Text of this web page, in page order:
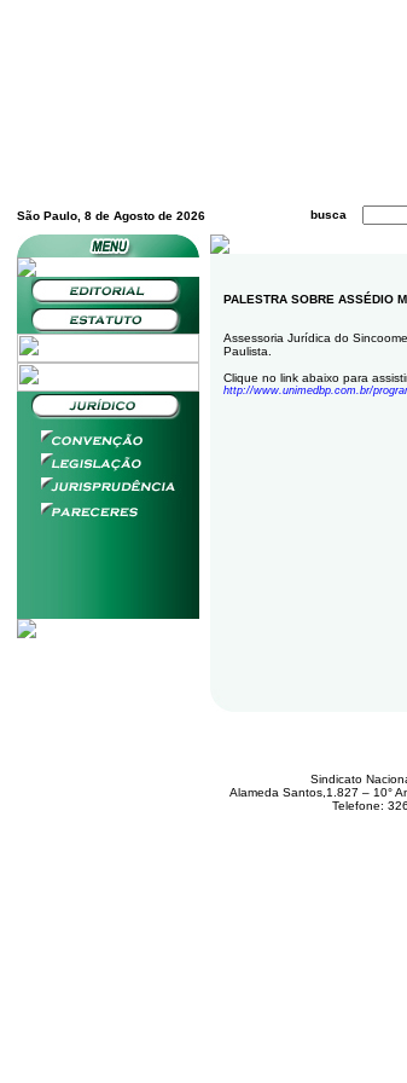
São Paulo, 8 de Agosto de 2026 busca
PALESTRA SOBRE ASSÉDIO
Assessoria Jurídica do
Paulista.
Clique no link abaixo para
http://www.unimedbp.com.br/
Sindicato
Alameda Santos,1.827 – 10°
Telefone: